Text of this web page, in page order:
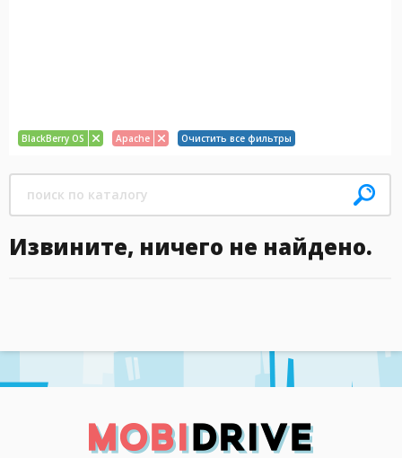
BlackBerry OS Apache Очистить все фильтры
Извините, ничего не найдено.